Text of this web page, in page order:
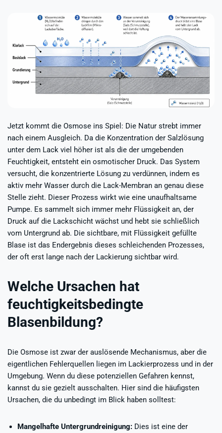
Jetzt kommt die Osmose ins Spiel: Die Natur strebt immer
nach einem Ausgleich. Da die Konzentration der Salzlösung
unter dem Lack viel höher ist als die der umgebenden
Feuchtigkeit, entsteht ein osmotischer Druck. Das System
versucht, die konzentrierte Lösung zu verdünnen, indem es
aktiv mehr Wasser durch die Lack-Membran an genau diese
Stelle zieht. Dieser Prozess wirkt wie eine unaufhaltsame
Pumpe. Es sammelt sich immer mehr Flüssigkeit an, der
Druck auf die Lackschicht wächst und hebt sie schließlich
vom Untergrund ab. Die sichtbare, mit Flüssigkeit gefüllte
Blase ist das Endergebnis dieses schleichenden Prozesses,
der oft erst lange nach der Lackierung sichtbar wird.
Welche Ursachen hat
feuchtigkeitsbedingte
Blasenbildung?
Die Osmose ist zwar der auslösende Mechanismus, aber die
eigentlichen Fehlerquellen liegen im Lackierprozess und in der
Umgebung. Wenn du diese potenziellen Gefahren kennst,
kannst du sie gezielt ausschalten. Hier sind die häufigsten
Ursachen, die du unbedingt im Blick haben solltest:
Mangelhafte Untergrundreinigung: Dies ist eine der